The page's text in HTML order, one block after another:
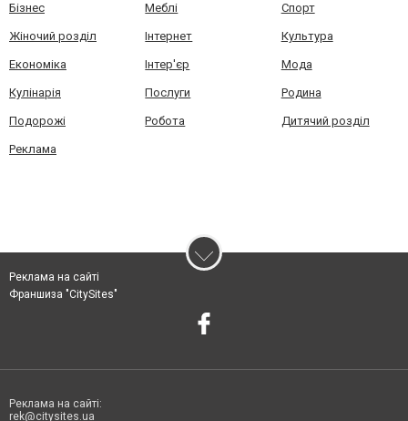
Бізнес Меблі Спорт
Жіночий розділ Інтернет Культура
Економіка Інтер'єр Мода
Кулінарія Послуги Родина
Подорожі Робота Дитячий розділ
Реклама
Реклама на сайті
Франшиза "CitySites"
Реклама на сайті:
rek@citysites.ua